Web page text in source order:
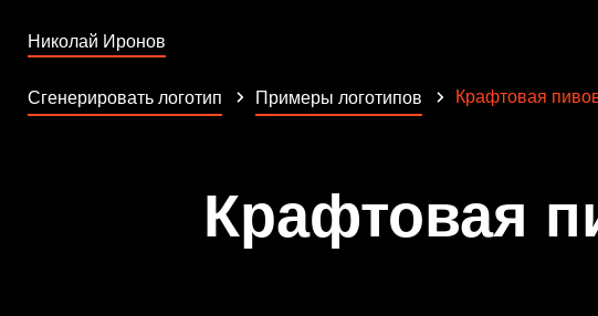
Николай Иронов
Сгенерировать логотип Примеры логотипов Крафтовая
Крафтовая